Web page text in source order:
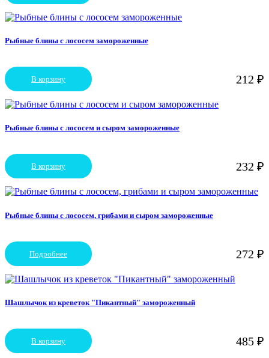
Рыбные блины с лососем замороженные
212 ₽
В корзину
Рыбные блины с лососем и сыром замороженные
232 ₽
В корзину
Рыбные блины с лососем, грибами и сыром замороженные
272 ₽
Подробнее
Шашлычок из креветок "Пикантный" замороженный
485 ₽
В корзину